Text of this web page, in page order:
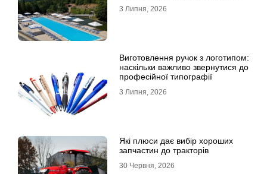
3 Липня, 2026
Виготовлення ручок з логотипом:
наскільки важливо звернутися до
професійної типографії
3 Липня, 2026
Які плюси дає вибір хороших
запчастин до тракторів
30 Червня, 2026